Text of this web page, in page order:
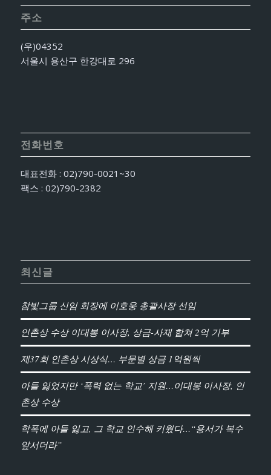
주소
(우)04352
서울시 용산구 한강대로 296
전화번호
대표전화 : 02)790-0021~30
팩스 : 02)790-2382
최신글
참빛그룹 신임 회장에 이호웅 총괄사장 선임
인촌상 수상 이대봉 이사장, 상금-사재 합쳐 2억 기부
제37회 인촌상 시상식… 부문별 상금 1억원씩
아들 잃었지만 ‘폭력 없는 학교’ 지원…이대봉 이사장, 인
촌상 수상
학폭에 아들 잃고, 그 학교 인수해 키웠다…“용서가 복수
앞서더라”